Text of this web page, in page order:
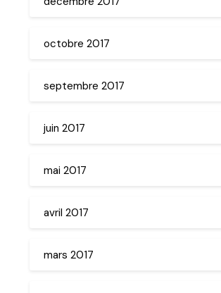
octobre 2017
septembre 2017
juin 2017
mai 2017
avril 2017
mars 2017